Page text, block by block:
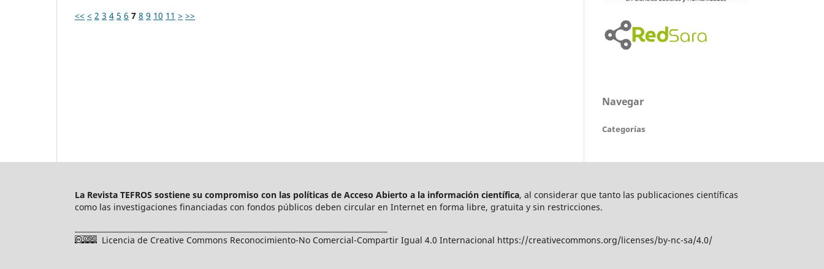
<< < 2 3 4 5 6 7 8 9 10 11 > >>
Navegar
Categorías
La Revista TEFROS sostiene su compromiso con las políticas de Acceso Abierto a la información científica, al considerar que tanto las publicaciones científicas
como las investigaciones financiadas con fondos públicos deben circular en Internet en forma libre, gratuita y sin restricciones.
Licencia de Creative Commons Reconocimiento-No Comercial-Compartir Igual 4.0 Internacional https://creativecommons.org/licenses/by-nc-sa/4.0/